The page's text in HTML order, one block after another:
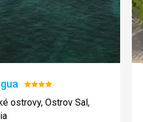
Hodnotenie:
4/5
ostrovy, Ostrov Sal,